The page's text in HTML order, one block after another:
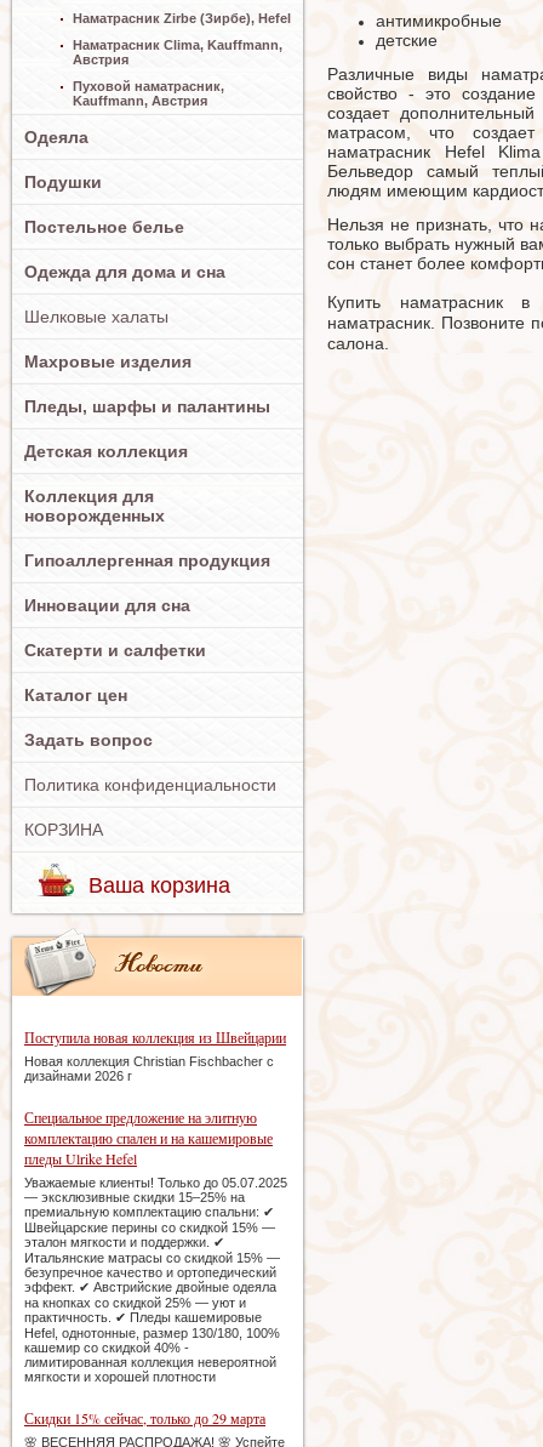
Наматрасник Zirbe (Зирбе), Hefel
Наматрасник Clima, Kauffmann,
Австрия
Пуховой наматрасник,
Kauffmann, Австрия
Одеяла
Подушки
Постельное белье
Одежда для дома и сна
Шелковые халаты
Махровые изделия
Пледы, шарфы и палантины
Детская коллекция
Коллекция для
новорожденных
Гипоаллергенная продукция
Инновации для сна
Скатерти и салфетки
Каталог цен
Задать вопрос
Политика конфиденциальности
КОРЗИНА
Ваша корзина
Поступила новая коллекция из Швейцарии
Новая коллекция Christian Fischbacher с
дизайнами 2026 г
Специальное предложение на элитную
комплектацию спален и на кашемировые
пледы Ulrike Hefel
Уважаемые клиенты! Только до 05.07.2025
— эксклюзивные скидки 15–25% на
премиальную комплектацию спальни: ✔
Швейцарские перины со скидкой 15% —
эталон мягкости и поддержки. ✔
Итальянские матрасы со скидкой 15% —
безупречное качество и ортопедический
эффект. ✔ Австрийские двойные одеяла
на кнопках со скидкой 25% — уют и
практичность. ✔ Пледы кашемировые
Hefel, однотонные, размер 130/180, 100%
кашемир со скидкой 40% -
лимитированная коллекция невероятной
мягкости и хорошей плотности
Скидки 15% сейчас, только до 29 марта
🌸 ВЕСЕННЯЯ РАСПРОДАЖА! 🌸 Успейте
антимикробные
детские
Различные виды
свойство - это
создает
матрасом, что
наматрасник Hefel
Бельведор самый
людям имеющим
Нельзя не признать, что
только выбрать нужный
сон станет более
Купить наматрасник
наматрасник. Позвоните
салона.
Авторская